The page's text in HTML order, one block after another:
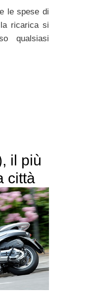
le spese di
ricarica si
qualsiasi
il più
città